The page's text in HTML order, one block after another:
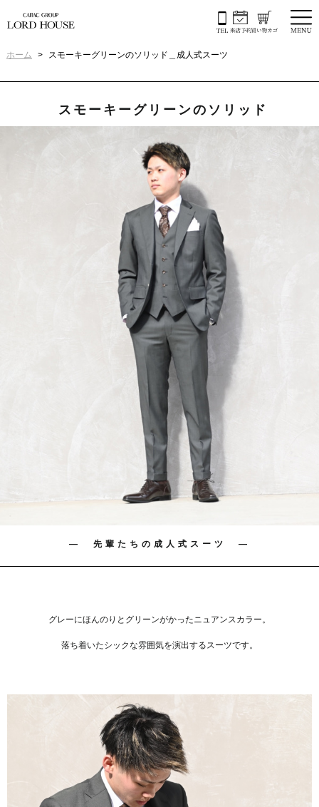
ホーム スモーキーグリーンのソリッド＿成人式スーツ
スモーキーグリーンのソリッド
― 先輩たちの成人式スーツ ―
グレーにほんのりとグリーンがかったニュアンスカラー。
落ち着いたシックな雰囲気を演出するスーツです。